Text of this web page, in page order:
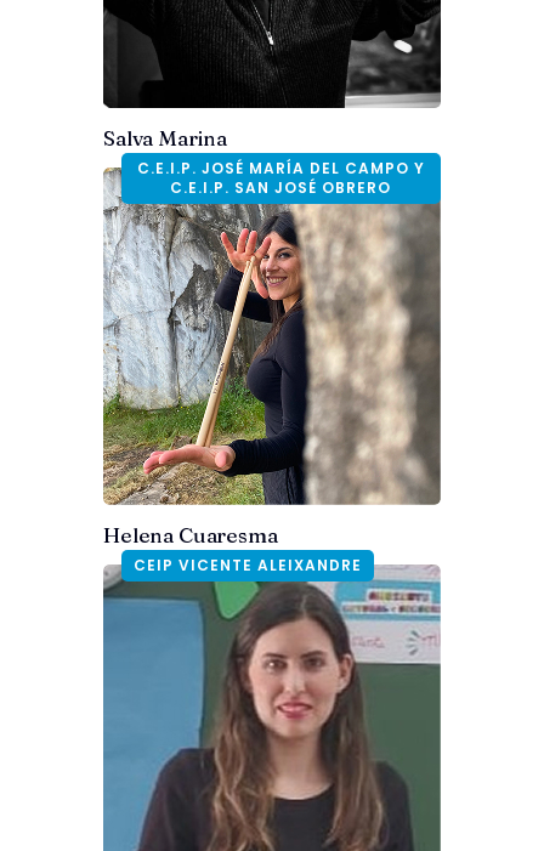
Salva Marina
C.E.I.P. JOSÉ MARÍA DEL CAMPO Y
C.E.I.P. SAN JOSÉ OBRERO
Helena Cuaresma
CEIP VICENTE ALEIXANDRE